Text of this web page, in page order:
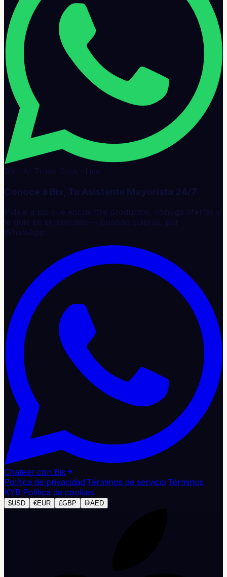
Bix · AI Trade Desk · Live
Conoce a Bix, Tu Asistente Mayorista 24/7
Pídele a Bix que encuentre productos, consiga ofertas y
te guíe en el mercado — cuando quieras, por
WhatsApp.
Chatear con Bix
Política de privacidad·Términos de servicio·Términos
KYB·Política de cookies
$USD €EUR £GBP AED